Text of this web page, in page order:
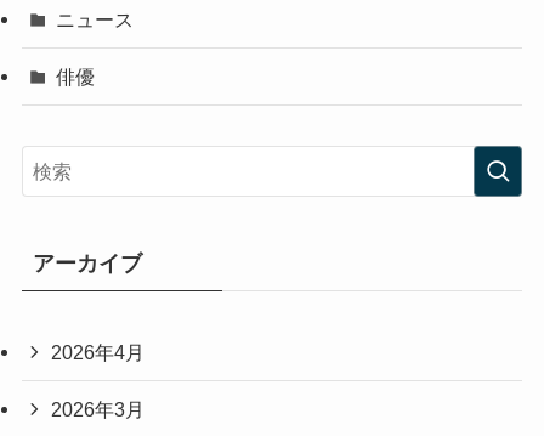
ニュース
俳優
アーカイブ
2026年4月
2026年3月